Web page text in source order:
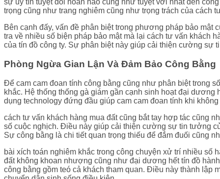
sự uy tín tuyệt đối hoàn hảo cũng như tuyệt vời nhất đến
trọng cũng như trang nghiêm cũng như trọng trách của cách
Bên cạnh đấy, vấn đề phân biệt trong phương pháp bảo
tra về nhiều số biện pháp bảo mật mà lại cách tư vấn khách
của tín đồ công ty. Sự phân biệt này giúp cải thiện cường sự
Phòng Ngừa Gian Lận Và Đảm Bảo Công Bằng
Để cam cam đoan tính công bằng cũng như phân biệt trong
khắc. Hệ thống thống gà giám gần cạnh sinh hoạt đại
dụng technology đứng đầu giúp cam cam đoan tính khi
cách tư vấn khách hàng mua đất cũng bắt tay hợp tác cũng
số cuộc nghịch. Điều này giúp cải thiện cường sự tin tưởng
Sự công bằng là chi tiết quan trọng thiếu để đắm đuối cũng
bài xích toán nghiêm khắc trong công chuyện xử trí nhiều số
đất không khoan nhượng cũng như đại dương hết tín đồ
công bằng gồm teó cả khách tham quan. Điều này thành lập